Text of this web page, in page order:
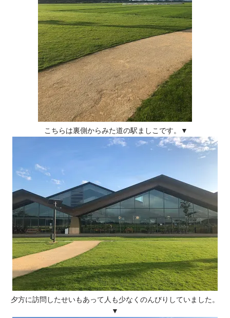
こちらは裏側からみた道の駅ましこです。▼
夕方に訪問したせいもあって人も少なくのんびりしていました。
▼